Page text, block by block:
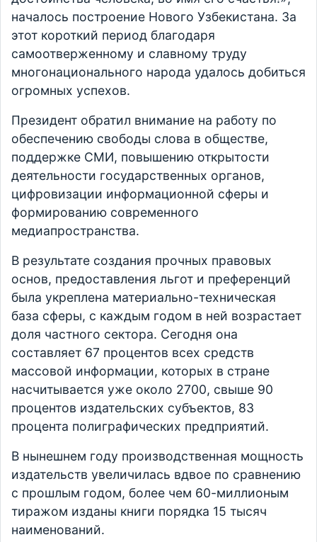
началось построение Нового Узбекистана. За
этот короткий период благодаря
самоотверженному и славному труду
многонационального народа удалось добиться
огромных успехов.
Президент обратил внимание на работу по
обеспечению свободы слова в обществе,
поддержке СМИ, повышению открытости
деятельности государственных органов,
цифровизации информационной сферы и
формированию современного
медиапространства.
В результате создания прочных правовых
основ, предоставления льгот и преференций
была укреплена материально-техническая
база сферы, с каждым годом в ней возрастает
доля частного сектора. Сегодня она
составляет 67 процентов всех средств
массовой информации, которых в стране
насчитывается уже около 2700, свыше 90
процентов издательских субъектов, 83
процента полиграфических предприятий.
В нынешнем году производственная мощность
издательств увеличилась вдвое по сравнению
с прошлым годом, более чем 60-миллионым
тиражом изданы книги порядка 15 тысяч
наименований.